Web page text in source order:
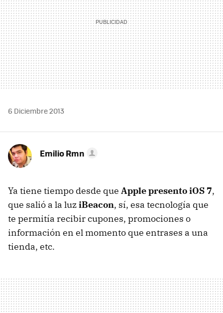
6 Diciembre 2013
Emilio Rmn
Ya tiene tiempo desde que Apple presento iOS 7,
que salió a la luziBeacon, sí, esa tecnología que
te permitía recibir cupones, promociones o
información en el momento que entrases a una
tienda, etc.